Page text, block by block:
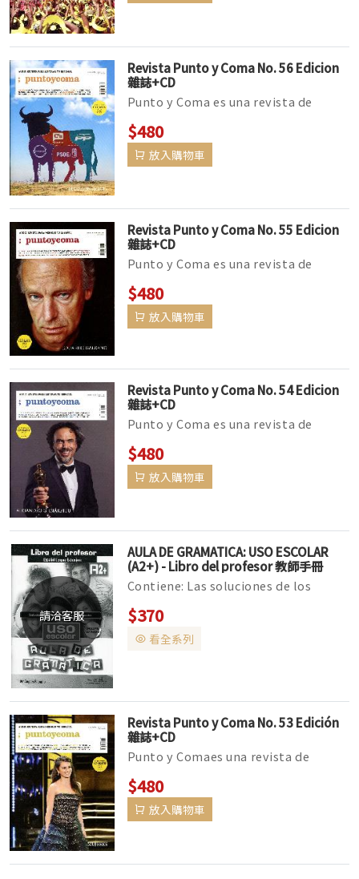
Revista Punto y Coma No. 56 Edicion
雜誌+CD
Punto y Coma es una revista de
actualidad para aprender español
con la que te divertirás y profundiz...
$480
放入購物車
Revista Punto y Coma No. 55 Edicion
雜誌+CD
Punto y Coma es una revista de
actualidad para aprender español
con la que te divertirás y profundiz...
$480
放入購物車
Revista Punto y Coma No. 54 Edicion
雜誌+CD
Punto y Coma es una revista de
actualidad para aprender español
con la que te divertirás y profundiz...
$480
放入購物車
請洽客服
AULA DE GRAMATICA: USO ESCOLAR
(A2+) - Libro del profesor 教師手冊
Contiene:​ Las soluciones de los
ejercicios de cada tema. Las
transcripciones de los audios. Un CD
a...
$370
看全系列
Revista Punto y Coma No. 53 Edición
雜誌+CD
Punto y Comaes una revista de
actualidad para aprender español
con la que te divertirá...
$480
放入購物車